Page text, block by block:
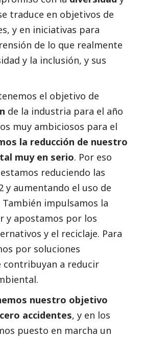
traduce en objetivos de
y en iniciativas para
de lo que realmente
y la inclusión, y sus
el objetivo de
de la industria para el año
muy ambiciosos para el
la reducción de nuestro
muy en serio. Por eso
reduciendo las
y aumentando el uso de
impulsamos la
y apostamos por los
y el reciclaje. Para
por soluciones
contribuyan a reducir
nuestro objetivo
accidentes, y en los
puesto en marcha un